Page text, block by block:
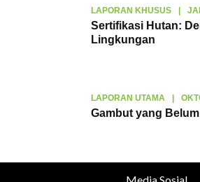
LAPORAN KHUSUS |
Sertifikasi Hutan:
Lingkungan
LAPORAN UTAMA |
Gambut yang